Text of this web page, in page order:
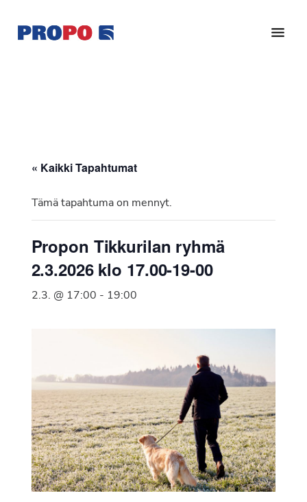
pääsisältöön
alatunnisteeseen
Ry
vuonna
Suomen
jäsenjärjestö.
« Kaikki Tapahtumat
Tämä tapahtuma on mennyt.
Propon Tikkurilan ryhmä
2.3.2026 klo 17.00-19-00
2.3. @ 17:00 - 19:00